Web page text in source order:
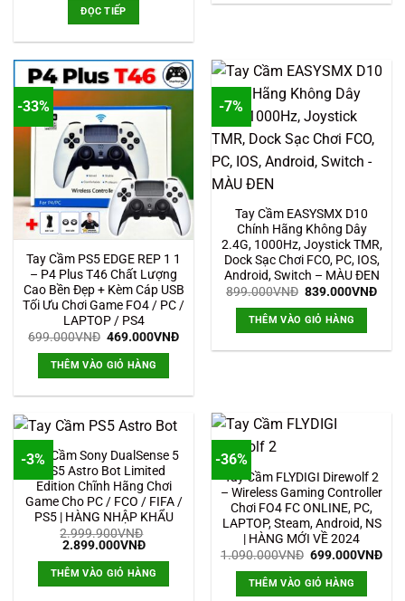
5.500.000VNĐ.
ĐỌC TIẾP
-33%
Tay Cầm PS5 EDGE REP 1 1
– P4 Plus T46 Chất Lượng
Cao Bền Đẹp + Kèm Cáp USB
Tối Ưu Chơi Game FO4 / PC /
LAPTOP / PS4
699.000VNĐ Giá
là:
699.000VNĐ.
469.000VNĐGiá
THÊM VÀO GIỎ HÀNG
-7%
Tay Cầm EASYSMX D10
Chính Hãng Không Dây
2.4G, 1000Hz, Joystick TMR,
Dock Sạc Chơi FCO, PC, IOS,
Android, Switch – MÀU ĐEN
899.000VNĐ Giá
là:
899.000VNĐ.
839.000VNĐGiá
THÊM VÀO GIỎ HÀNG
-3%
Tay Cầm Sony DualSense 5
PS5 Astro Bot Limited
Edition Chĩnh Hãng Chơi
Game Cho PC / FCO / FIFA /
PS5 | HÀNG NHẬP KHẨU
2.999.900VNĐ
Giá
là:
2.999.900VNĐ.
2.899.000VNĐGiá
tại
là:
2.899.000VNĐ.
THÊM VÀO GIỎ HÀNG
-36%
Tay Cầm FLYDIGI Direwolf 2
– Wireless Gaming Controller
Chơi FO4 FC ONLINE, PC,
LAPTOP, Steam, Android, NS
| HÀNG MỚI VỀ 2024
1.090.000VNĐ Giá
là:
1.090.000VNĐ.
699.000VNĐGiá
THÊM VÀO GIỎ HÀNG